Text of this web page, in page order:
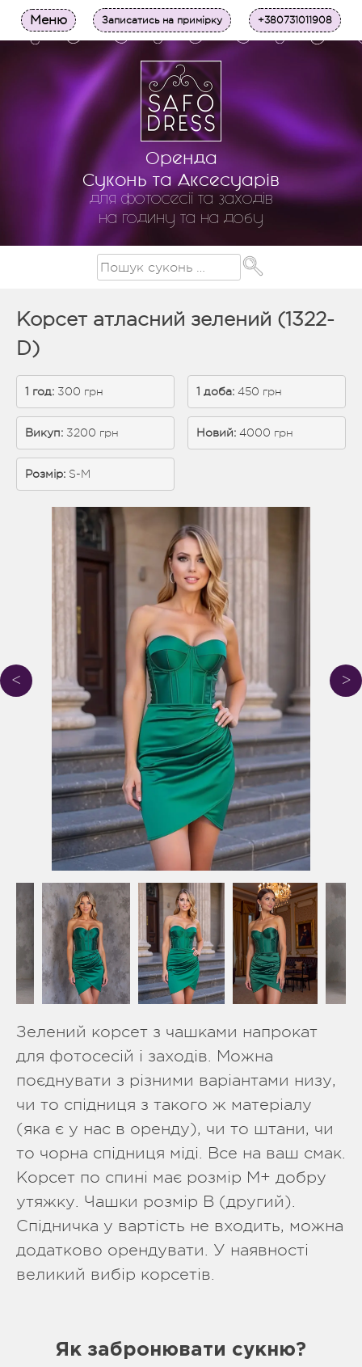
Оренда
Суконь та Аксесуарів
для фотосесії та заходів
на годину та на добу
Меню Записатись на примірку +380731011908
Корсет атласний зелений (1322-
D)
1 год: 300 грн 1 доба: 450 грн
Викуп: 3200 грн Новий: 4000 грн
Розмір: S-M
Зелений корсет з чашками напрокат
для фотосесій і заходів. Можна
поєднувати з різними варіантами низу,
чи то спідниця з такого ж матеріалу
(яка є у нас в оренду), чи то штани, чи
то чорна спідниця міді. Все на ваш смак.
Корсет по спині має розмір М+ добру
утяжку. Чашки розмір В (другий).
Спідничка у вартість не входить, можна
додатково орендувати. У наявності
великий вибір корсетів.
Як забронювати сукню?